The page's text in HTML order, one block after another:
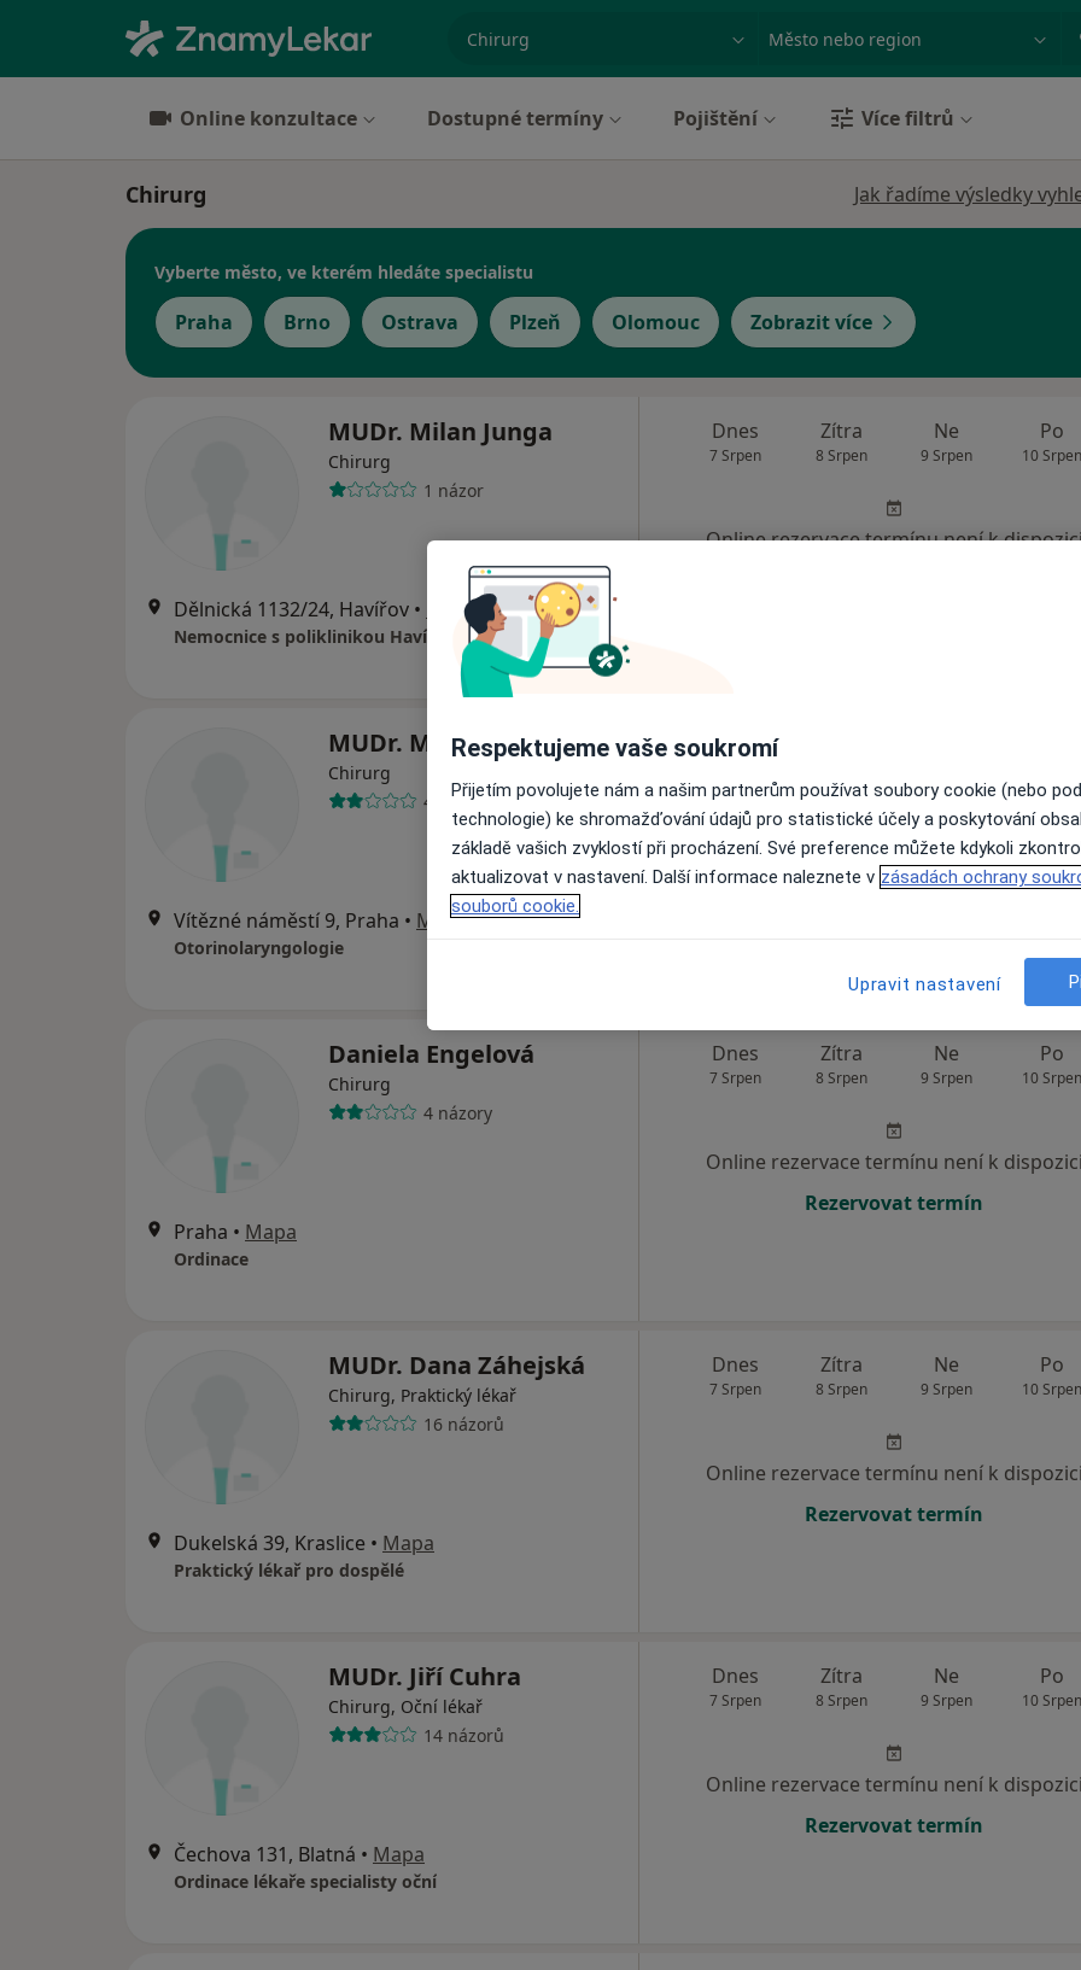
Město nebo region
Online konzultace Dostupné termíny Pojištění Více filtrů
Chirurg Jak řadíme výsledky
Vyberte město, ve kterém hledáte specialistu
Praha Brno Ostrava Plzeň Olomouc Zobrazit více
MUDr. Milan Junga
Chirurg
1 názor
Dělnická 1132/24, Havířov • Mapa
Dnes
7 Srpen
Zítra
8 Srpen
Ne
9 Srpen
Po
10 Srpen
Online rezervace termínu není k
MUDr. Marie Čížkovská
Chirurg
4 názory
Vítězné náměstí 9, Praha • Mapa
Otorinolaryngologie
Dnes
Online rezervace termínu není k
Rezervovat termín
Daniela Engelová
Chirurg
4 názory
Praha • Mapa
Ordinace
Dnes
7 Srpen
Zítra
8 Srpen
Ne
9 Srpen
Po
10 Srpen
Online rezervace termínu není k dispozici
Rezervovat termín
MUDr. Dana Záhejská
Chirurg, Praktický lékař
16 názorů
Dukelská 39, Kraslice • Mapa
Praktický lékař pro dospělé
Dnes
7 Srpen
Zítra
8 Srpen
Ne
9 Srpen
Po
10 Srpen
Online rezervace termínu není k dispozici
Rezervovat termín
MUDr. Jiří Cuhra
Chirurg, Oční lékař
14 názorů
Čechova 131, Blatná • Mapa
Ordinace lékaře specialisty oční
Dnes
7 Srpen
Zítra
8 Srpen
Ne
9 Srpen
Po
10 Srpen
Online rezervace termínu není k dispozici
Rezervovat termín
Respektujeme vaše soukromí
Přijetím povolujete nám a našim partnerům používat soubory cookie (nebo
technologie) ke shromažďování údajů pro statistické účely a poskytování
základě vašich zvyklostí při procházení. Své preference můžete kdykoli
aktualizovat v nastavení. Další informace naleznete v zásadách ochrany
souborů cookie.
Upravit nastavení